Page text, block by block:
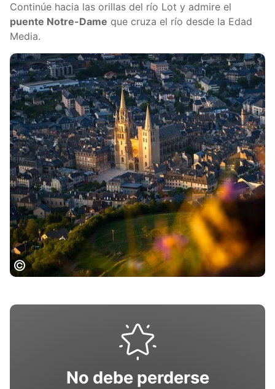
Continúe hacia las orillas del río Lot y admire el
puente Notre-Dame que cruza el río desde la Edad
Media.
No debe perderse